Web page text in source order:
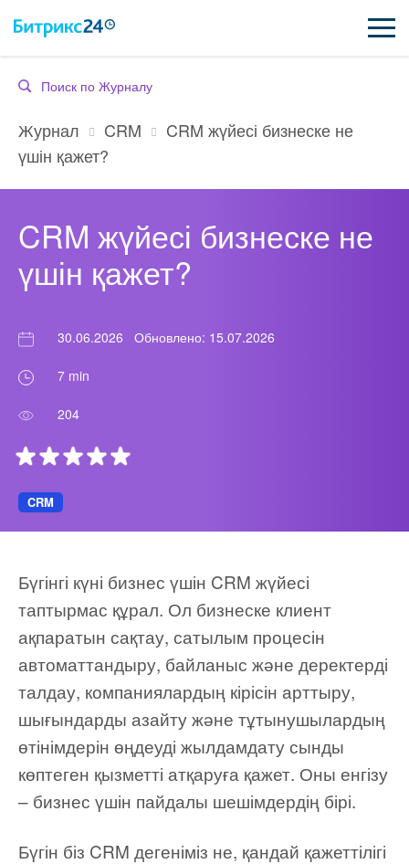
ВОЗМОЖНОСТИ
ЦЕНЫ
ВНЕДРЕНИЕ
ПОДДЕРЖКА
ҚАЗАҚША
Журнал CRM
CRM жүйесі бизнеске не
үшін қажет?
CRM жүйесі бизнеске не
үшін қажет?
30.06.2026 Обновлено: 15.07.2026
7 min
204
CRM
Бүгінгі күні бизнес үшін CRM жүйесі
таптырмас құрал. Ол бизнеске клиент
ақпаратын сақтау, сатылым процесін
автоматтандыру, байланыс және деректерді
талдау, компаниялардың кірісін арттыру,
шығындарды азайту және тұтынушылардың
өтінімдерін өңдеуді жылдамдату сынды
көптеген қызметті атқаруға қажет. Оны енгізу
– бизнес үшін пайдалы шешімдердің бірі.
Бүгін біз CRM дегеніміз не, қандай қажеттілігі